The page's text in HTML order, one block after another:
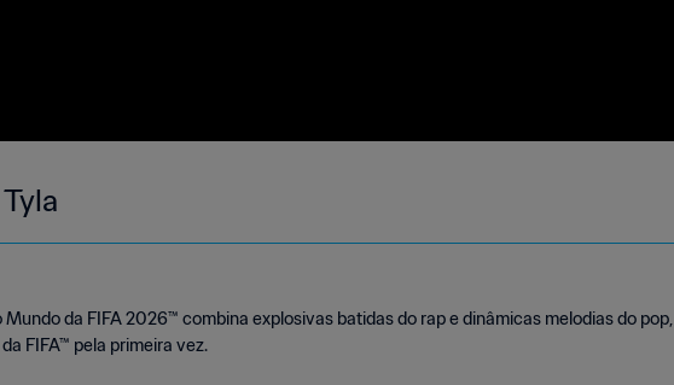
da FIFA 2026™ combina explosivas batidas do rap e dinâmicas melodias do pop,
FIFA™ pela primeira vez.